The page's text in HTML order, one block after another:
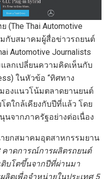
Thai Automotive
มกับสมาคมผู้สื่อข่าวรถยนต์
Automotive Journalists
แลกเปลี่ยนความคิดเห็นกับ
ในหัวข้อ “ทิศทาง
องแนวโน้มตลาดยานยนต์
ตใกล้เคียงกับปีที่แล้ว โดย
จากภาครัฐอย่างต่อเนื่อง
ยกสมาคมอุตสาหกรรมยาน
คาดการณ์การผลิตรถยนต์
ติบโตขึ้นจากปีที่ผ่านมา
ลิตเพื่อจำหน่ายในประเทศ 5